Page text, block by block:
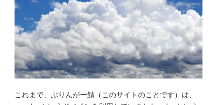
これまで、ぶりんがー鯖（このサイトのことです）は、